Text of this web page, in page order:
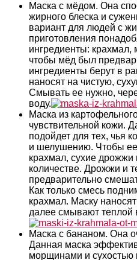
Маска с мёдом. Она
жирного блеска и
вариант для людей с
приготовления
ингредиенты:
чтобы мёд был
ингредиенты берут в
наносят на чистую,
Смывать ее нужно,
воду.
Маска из
чувствительной кожи.
подойдет для тех, чья
и шелушению. Чтобы ее
крахмал, сухие
количестве. Дрожжи и
предварительно
Как только смесь
крахмал. Маску
далее смывают теплой
Маска с бананом. Она
Данная маска
морщинами и сухостью